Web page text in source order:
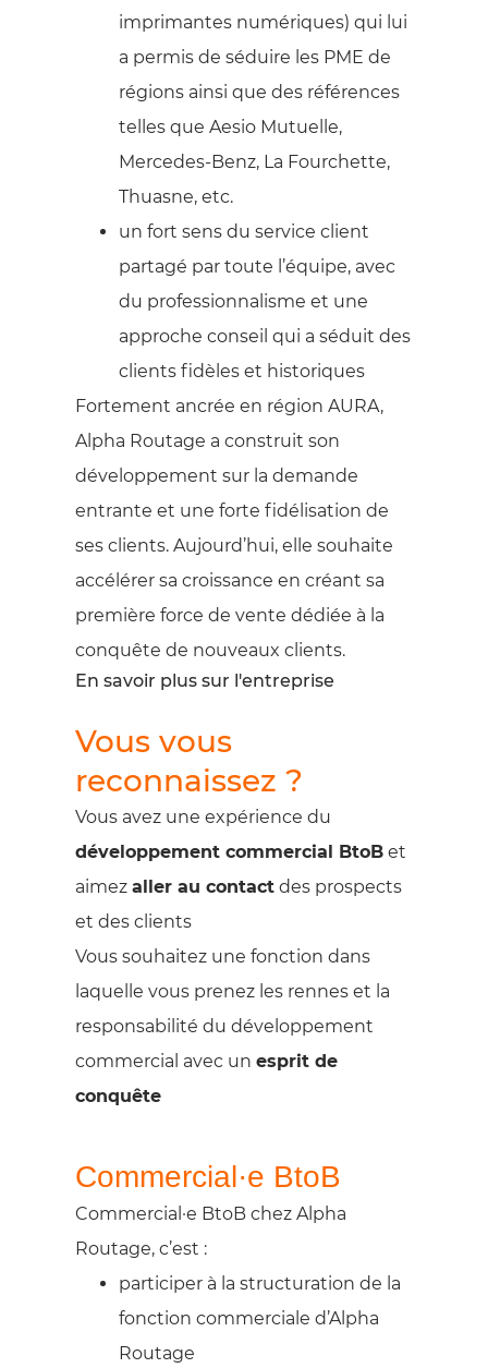
imprimantes numériques) qui lui
a permis de séduire les PME de
régions ainsi que des références
telles que Aesio Mutuelle,
Mercedes-Benz, La Fourchette,
Thuasne, etc.
un fort sens du service client
partagé par toute l’équipe, avec
du professionnalisme et une
approche conseil qui a séduit des
clients fidèles et historiques
Fortement ancrée en région AURA,
Alpha Routage a construit son
développement sur la demande
entrante et une forte fidélisation de
ses clients. Aujourd’hui, elle souhaite
accélérer sa croissance en créant sa
première force de vente dédiée à la
conquête de nouveaux clients.
En savoir plus sur l'entreprise
Vous vous
reconnaissez ?
Vous avez une expérience du
développement commercial BtoB et
aimez aller au contact des prospects
et des clients
Vous souhaitez une fonction dans
laquelle vous prenez les rennes et la
responsabilité du développement
commercial avec un esprit de
conquête
Commercial·e BtoB
Commercial·e BtoB chez Alpha
Routage, c’est :
participer à la structuration de la
fonction commerciale d’Alpha
Routage